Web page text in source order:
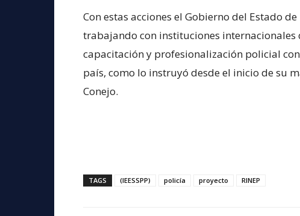
Con estas acciones el Gobierno del Estado
trabajando con instituciones
capacitación y profesionalización policial
país, como lo instruyó desde el inicio de su
Conejo.
TAGS (IEESSPP) policía proyecto RINEP